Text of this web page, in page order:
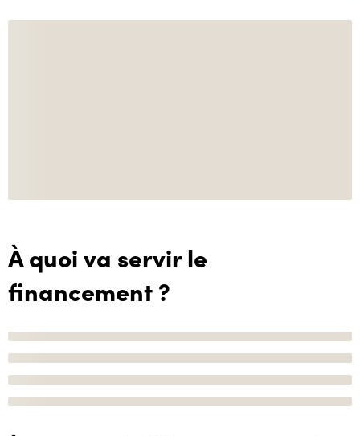
À quoi va servir le
financement ?